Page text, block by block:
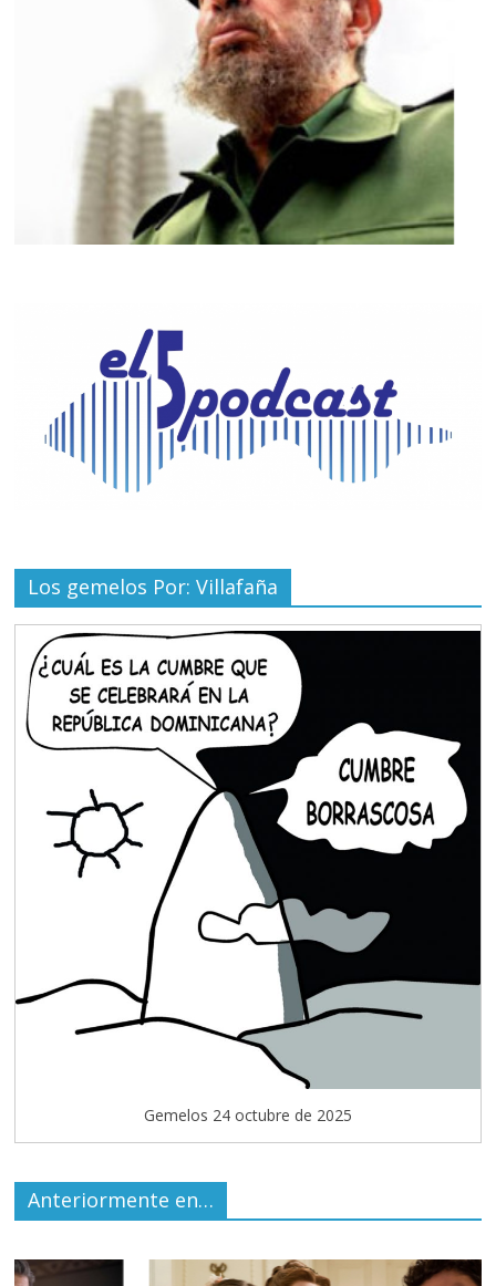
Los gemelos Por: Villafaña
Gemelos 24 octubre de 2025
Anteriormente en…